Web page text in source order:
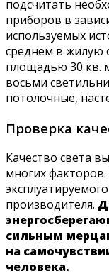
подсчитать
приборов в
используемых
среднем в жилую
площадью 30 кв.
восьми
потолочные,
Проверка
Качество света
многих
производителя.
сильным
на
человека.